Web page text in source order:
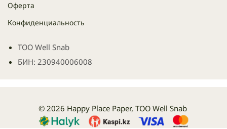
Оферта
Конфиденциальность
ТОО Well Snab
БИН: 230940006008
© 2026 Happy Place Paper, ТОО Well Snab